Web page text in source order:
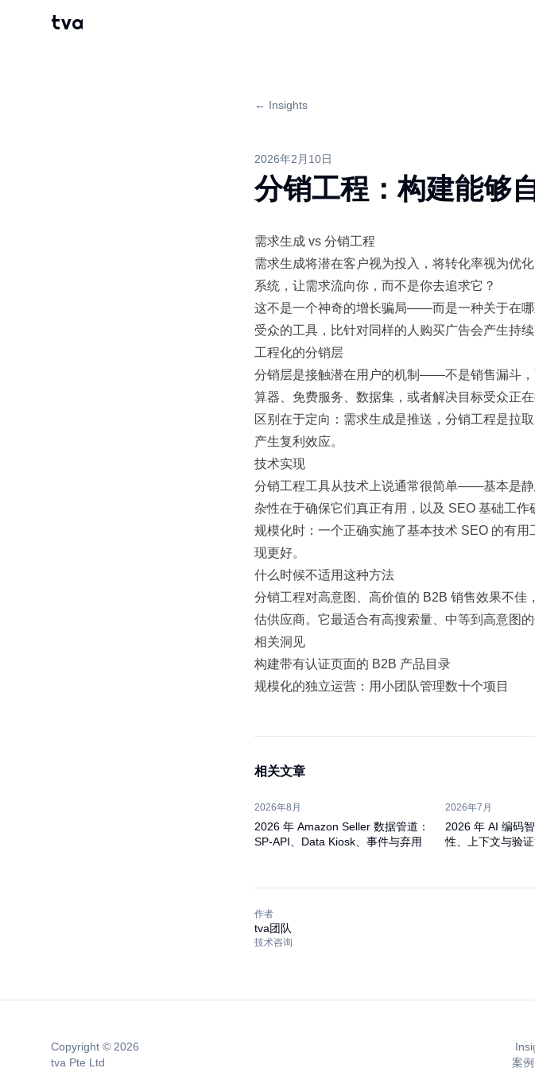
tva
← Insights
2026年2月10日
分销工程：构建能够
需求生成 vs 分销工程
需求生成将潜在客户视为投入，将转化率视为优
系统，让需求流向你，而不是你去追求它？
这不是一个神奇的增长骗局——而是一种关于在
受众的工具，比针对同样的人购买广告会产生持续
工程化的分销层
分销层是接触潜在用户的机制——不是销售漏斗
算器、免费服务、数据集，或者解决目标受众正
区别在于定向：需求生成是推送，分销工程是拉
产生复利效应。
技术实现
分销工程工具从技术上说通常很简单——基本是
杂性在于确保它们真正有用，以及 SEO 基础工作
规模化时：一个正确实施了基本技术 SEO 的有
现更好。
什么时候不适用这种方法
分销工程对高意图、高价值的 B2B 销售效果不
估供应商。它最适合有高搜索量、中等到高意图
相关洞见
构建带有认证页面的 B2B 产品目录
规模化的独立运营：用小团队管理数十个项目
相关文章
2026年8月
2026 年 Amazon Seller 数据管道：
SP-API、Data Kiosk、事件与弃用
2026年7月
2026 年 AI 编码
性、上下文与验
作者
tva团队
技术咨询
Copyright © 2026
tva Pte Ltd
案